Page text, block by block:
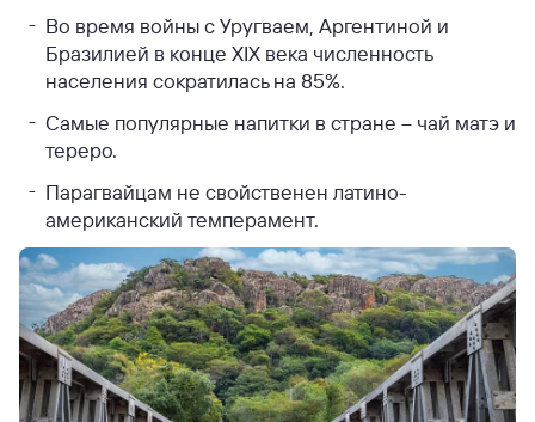
Во время войны с Уругваем, Аргентиной и
Бразилией в конце XIX века численность
населения сократилась на 85%.
Самые популярные напитки в стране – чай матэ и
тереро.
Парагвайцам не свойственен латино-
американский темперамент.